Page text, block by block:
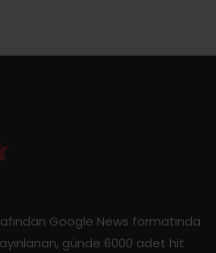
Google News formatında
günde 6000 adet hit